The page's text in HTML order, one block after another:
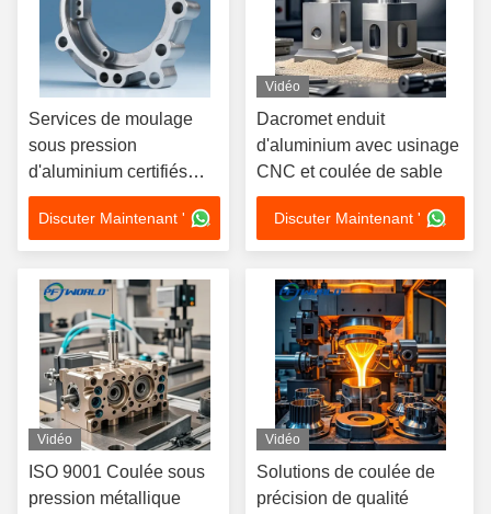
Services de moulage
sous pression
d'aluminium certifiés
ISO 9001 et IATF 16949
avec prise en charge
des formats de dessin
3D/CAO/DWG/STEP/PDF
Discuter Maintenant '
Vidéo
Dacromet enduit
d'aluminium avec usinage
CNC et coulée de sable
Discuter Maintenant '
Vidéo
ISO 9001 Coulée sous
pression métallique
Vidéo
Solutions de coulée de
précision de qualité